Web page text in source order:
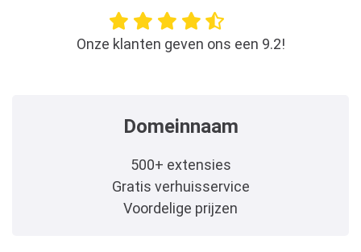
Onze klanten geven ons een 9.2!
Domeinnaam
500+ extensies
Gratis verhuisservice
Voordelige prijzen